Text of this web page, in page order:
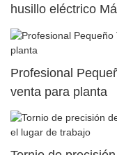
husillo eléctrico
superior dual23
Profesional
venta para planta